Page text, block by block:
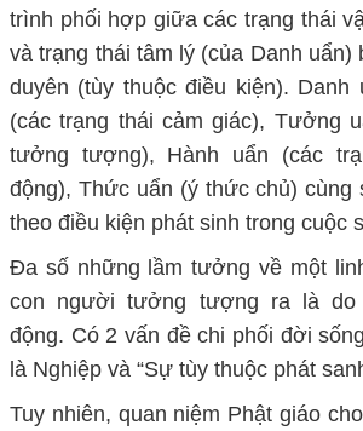
trình phối hợp giữa các trạng thái
và trạng thái tâm lý (của Danh uẩn)
duyên (tùy thuộc điều kiện). Danh
(các trạng thái cảm giác), Tưởng
tưởng tượng), Hành uẩn (các
động), Thức uẩn (ý thức chủ) cùng
theo điều kiện phát sinh trong cuộc
Đa số những lầm tưởng về một
con người tưởng tượng ra là do
động. Có 2 vấn đề chi phối đời
là Nghiệp và “Sự tùy thuộc phát
Tuy nhiên, quan niệm Phật giáo